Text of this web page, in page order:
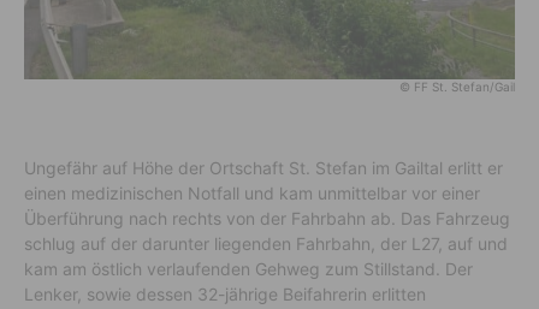
© FF St. Stefan/Gail
Ungefähr auf Höhe der Ortschaft St. Stefan im Gailtal erlitt er
einen medizinischen Notfall und kam unmittelbar vor einer
Überführung nach rechts von der Fahrbahn ab. Das Fahrzeug
schlug auf der darunter liegenden Fahrbahn, der L27, auf und
kam am östlich verlaufenden Gehweg zum Stillstand. Der
Lenker, sowie dessen 32-jährige Beifahrerin erlitten